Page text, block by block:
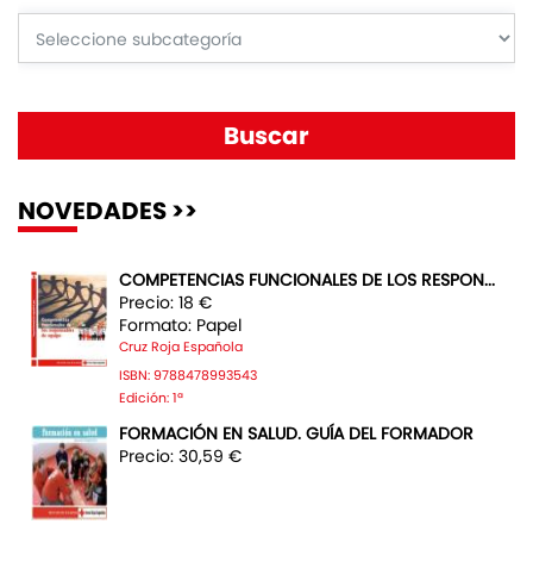
NOVEDADES >>
COMPETENCIAS FUNCIONALES DE LOS RESPON...
Precio: 18 €
Formato: Papel
Cruz Roja Española
ISBN: 9788478993543
Edición: 1ª
FORMACIÓN EN SALUD. GUÍA DEL FORMADOR
Precio: 30,59 €